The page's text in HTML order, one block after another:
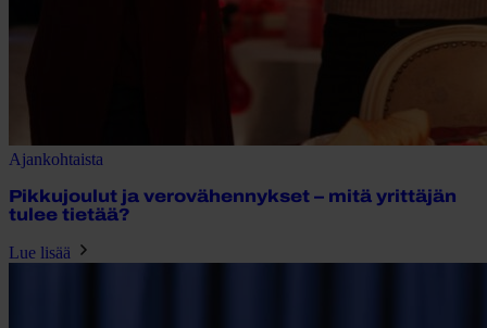
Ajankohtaista
Pikkujoulut ja verovähennykset – mitä yrittäjän
tulee tietää?
Lue lisää